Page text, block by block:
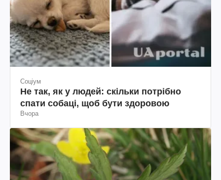
Соціум
Не так, як у людей: скільки потрібно
спати собаці, щоб бути здоровою
Вчора